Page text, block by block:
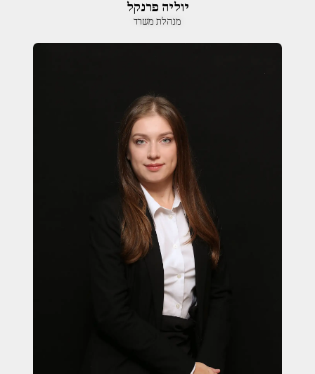
יוליה פרנקל
מנהלת משרד